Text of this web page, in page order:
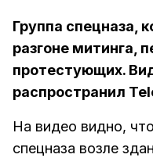
Группа спецназа,
разгоне митинга,
протестующих.
распространил
На видео видно,
спецназа возле